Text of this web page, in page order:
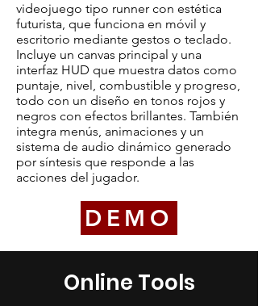
videojuego tipo runner con estética
futurista, que funciona en móvil y
escritorio mediante gestos o teclado.
Incluye un canvas principal y una
interfaz HUD que muestra datos como
puntaje, nivel, combustible y progreso,
todo con un diseño en tonos rojos y
negros con efectos brillantes. También
integra menús, animaciones y un
sistema de audio dinámico generado
por síntesis que responde a las
acciones del jugador.
DEMO
Online Tools